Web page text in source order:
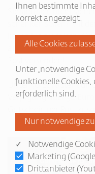
schenken sollen? Mit
liegen Sie nie falsch.
ausdrucken oder im
Unter 50 Euro steht dir
Verfügung über 50
Ihnen bestimmte
korrekt angezeigt.
Unter „notwendige
funktionelle Cookies,
erforderlich sind.
✓ Notwendige
Marketing
Drittanbieter